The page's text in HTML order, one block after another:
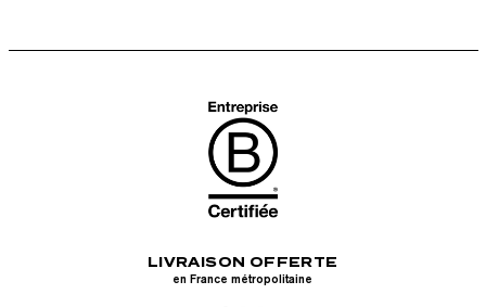
LIVRAISON OFFERTE
en France métropolitaine